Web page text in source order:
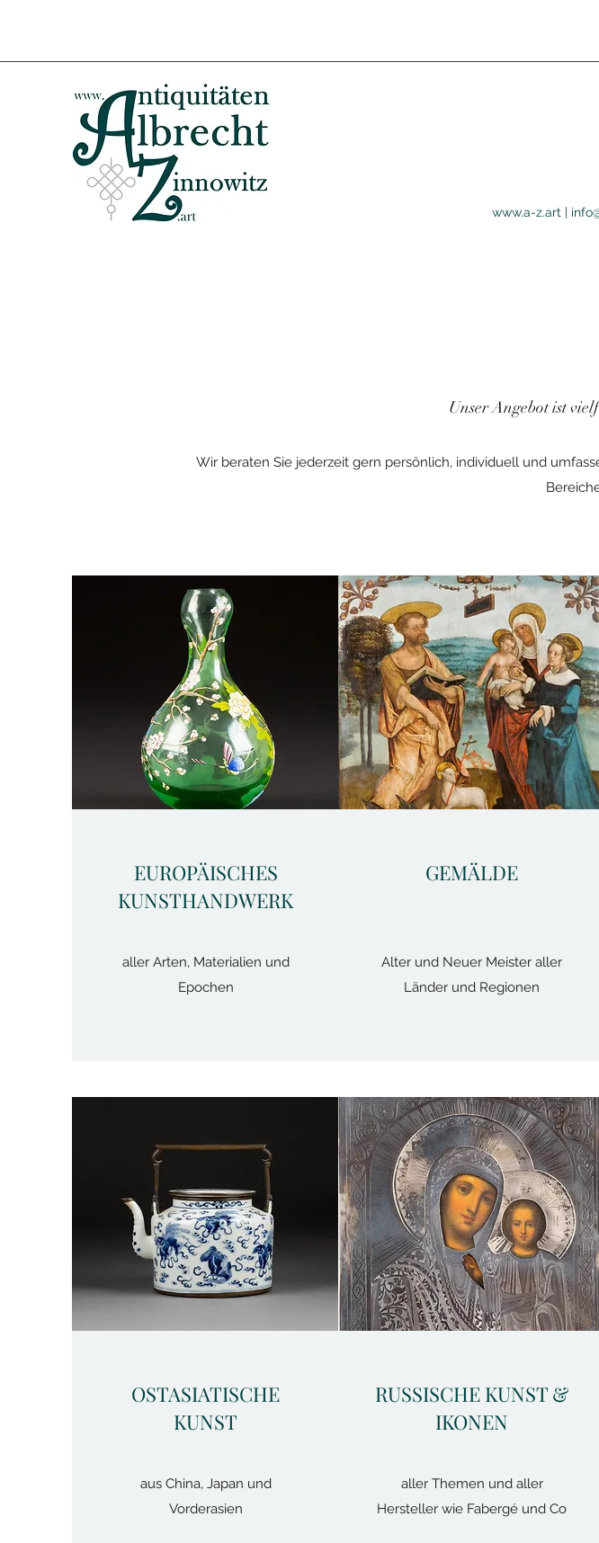
www.a-z.art |
Unser Angebot ist
Wir beraten Sie jederzeit gern persönlich, individuell und
EUROPÄISCHES
KUNSTHANDWERK
aller Arten, Materialien und
Epochen
GEMÄLDE
Alter und Neuer Meister aller
Länder und Regionen
OSTASIATISCHE
KUNST
aus China, Japan und
Vorderasien
RUSSISCHE KUNST &
IKONEN
aller Themen und aller
Hersteller wie Fabergé und Co